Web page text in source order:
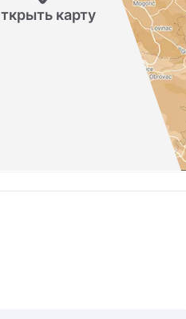
карту